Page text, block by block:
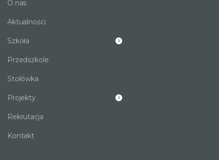
O nas
Aktualności
Szkoła
Przedszkole
Stołówka
Projekty
Rekrutacja
Kontakt